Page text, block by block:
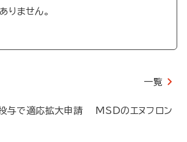
りません。
一覧
与で適応拡大申請 MSDのエヌフロン